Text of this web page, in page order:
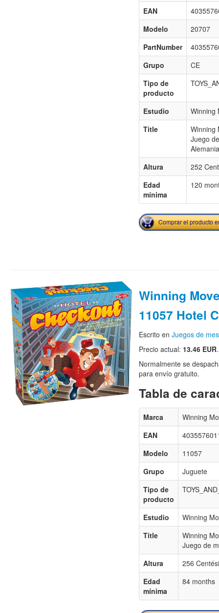
EAN
Modelo
20707
PartNumber
Grupo
CE
Tipo de
producto
Estudio
Winning
Title
Winning
Juego
Altura
252
Edad
mínima
120
Comprar el producto
Winning
11057 Hotel
Escrito en Juegos de
Precio actual: 13.46 EUR.
Normalmente se
para envío gratuito.
Tabla de
Marca
Winning
EAN
Modelo
11057
Grupo
Juguete
Tipo de
producto
Estudio
Winning
Title
Winning
Juego de
Altura
256
Edad
mínima
84 months